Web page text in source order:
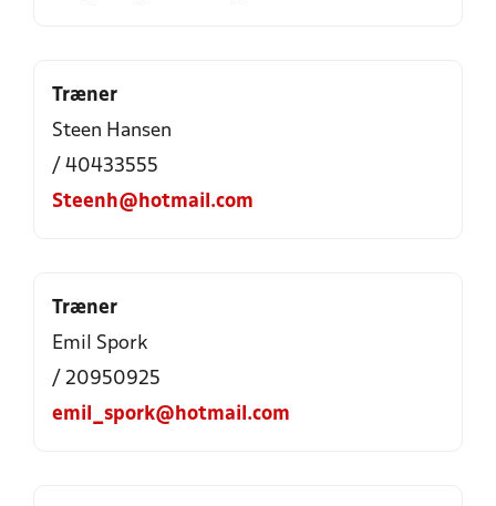
Træner
Steen Hansen
/ 40433555
Steenh@hotmail.com
Træner
Emil Spork
/ 20950925
emil_spork@hotmail.com